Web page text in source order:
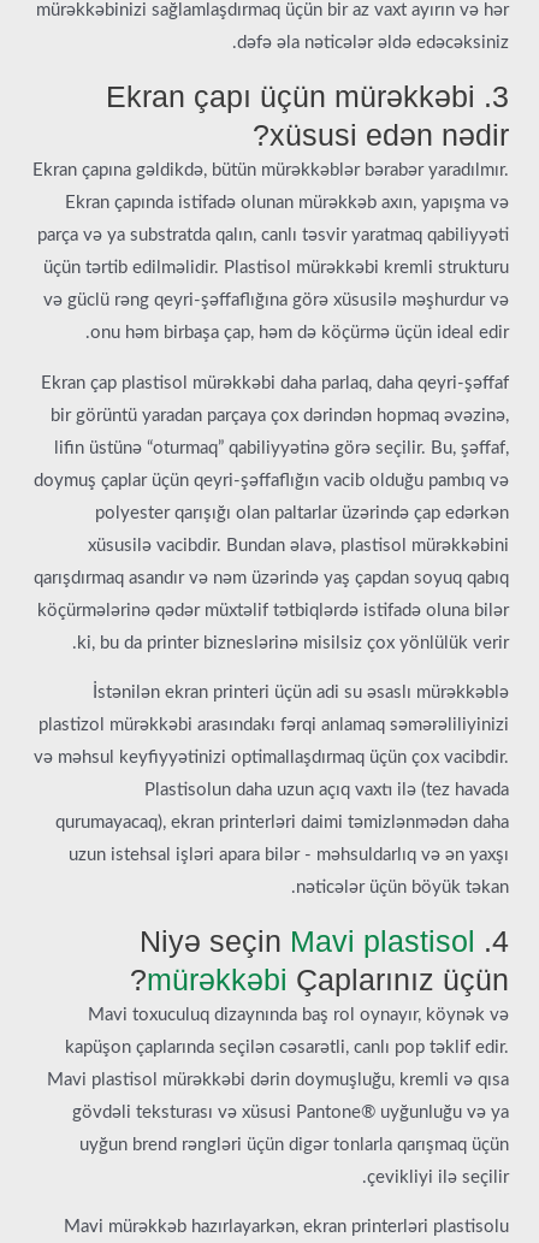
mürəkkəbinizi sağlamlaşdırmaq üçün bir az vaxt ayırın və hər
dəfə əla nəticələr əldə edəcəksiniz.
3. Ekran çapı üçün mürəkkəbi
xüsusi edən nədir?
Ekran çapına gəldikdə, bütün mürəkkəblər bərabər yaradılmır.
Ekran çapında istifadə olunan mürəkkəb axın, yapışma və
parça və ya substratda qalın, canlı təsvir yaratmaq qabiliyyəti
üçün tərtib edilməlidir. Plastisol mürəkkəbi kremli strukturu
və güclü rəng qeyri-şəffaflığına görə xüsusilə məşhurdur və
onu həm birbaşa çap, həm də köçürmə üçün ideal edir.
Ekran çap plastisol mürəkkəbi daha parlaq, daha qeyri-şəffaf
bir görüntü yaradan parçaya çox dərindən hopmaq əvəzinə,
lifin üstünə “oturmaq” qabiliyyətinə görə seçilir. Bu, şəffaf,
doymuş çaplar üçün qeyri-şəffaflığın vacib olduğu pambıq və
polyester qarışığı olan paltarlar üzərində çap edərkən
xüsusilə vacibdir. Bundan əlavə, plastisol mürəkkəbini
qarışdırmaq asandır və nəm üzərində yaş çapdan soyuq qabıq
köçürmələrinə qədər müxtəlif tətbiqlərdə istifadə oluna bilər
ki, bu da printer bizneslərinə misilsiz çox yönlülük verir.
İstənilən ekran printeri üçün adi su əsaslı mürəkkəblə
plastizol mürəkkəbi arasındakı fərqi anlamaq səmərəliliyinizi
və məhsul keyfiyyətinizi optimallaşdırmaq üçün çox vacibdir.
Plastisolun daha uzun açıq vaxtı ilə (tez havada
qurumayacaq), ekran printerləri daimi təmizlənmədən daha
uzun istehsal işləri apara bilər - məhsuldarlıq və ən yaxşı
nəticələr üçün böyük təkan.
4. Niyə seçin
Mavi plastisol
mürəkkəbi Çaplarınız üçün?
Mavi toxuculuq dizaynında baş rol oynayır, köynək və
kapüşon çaplarında seçilən cəsarətli, canlı pop təklif edir.
Mavi plastisol mürəkkəbi dərin doymuşluğu, kremli və qısa
gövdəli teksturası və xüsusi Pantone® uyğunluğu və ya
uyğun brend rəngləri üçün digər tonlarla qarışmaq üçün
çevikliyi ilə seçilir.
Mavi mürəkkəb hazırlayarkən, ekran printerləri plastisolu